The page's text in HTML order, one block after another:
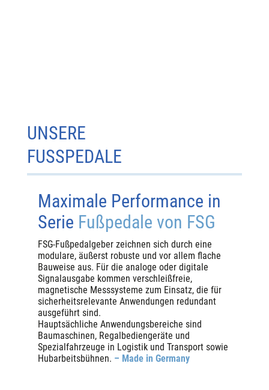
UNSERE
FUSSPEDALE
Maximale Performance in
Serie Fußpedale von FSG
​FSG-Fußpedalgeber zeichnen sich durch eine
modulare, äußerst robuste und vor allem flache
Bauweise aus. Für die analoge oder digitale
Signalausgabe kommen verschleißfreie,
magnetische Messsysteme zum Einsatz, die für
sicherheitsrelevante Anwendungen redundant
ausgeführt sind.
Hauptsächliche Anwendungsbereiche sind
Baumaschinen, Regalbediengeräte und
Spezialfahrzeuge in Logistik und Transport sowie
Hubarbeitsbühnen. – Made in Germany